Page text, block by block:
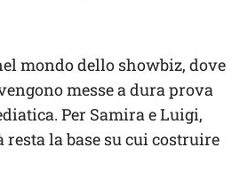
mondo dello showbiz, dove
messe a dura prova
Per Samira e Luigi,
la base su cui costruire